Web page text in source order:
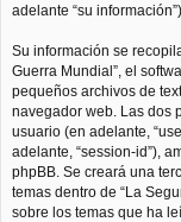
adelante “su
Su información se
Guerra Mundial”, el
pequeños archivos de
navegador web. Las dos
usuario (en adelante,
adelante, “session-id”),
phpBB. Se creará una
temas dentro de “La
sobre los temas que ha